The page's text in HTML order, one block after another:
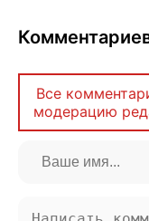
Все
модерацию